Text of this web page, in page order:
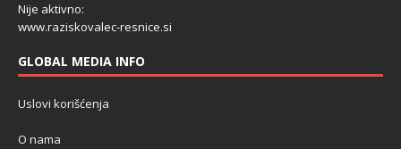
Nije aktivno:
www.raziskovalec-resnice.si
GLOBAL MEDIA INFO
Uslovi korišćenja
O nama